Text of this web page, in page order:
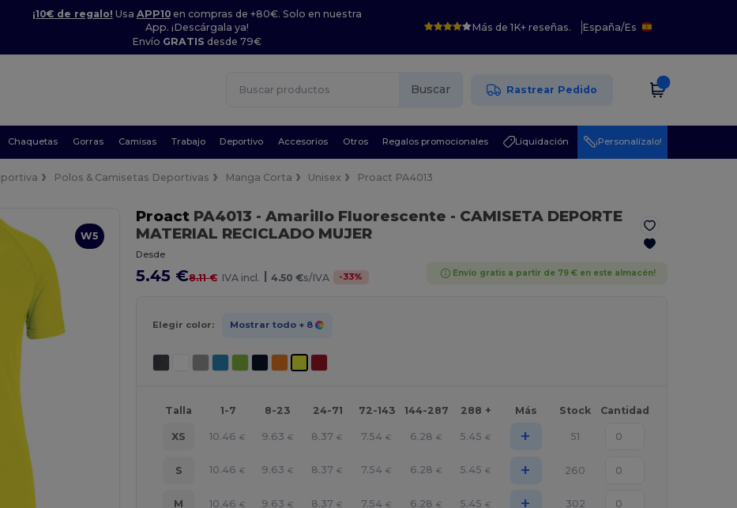
¡10€ de regalo! Usa APP10en compras de +80€. Solo en nuestra
App. ¡Descárgala ya!
Envío GRATIS desde 79€
Más de 1K+ reseñas. España/Es
Buscar Rastrear Pedido
Chaquetas Gorras Camisas Trabajo Deportivo Accesorios Otros Regalos promocionales Liquidación ¡Personalízalo!
Polos & Camisetas Deportivas Manga Corta Unisex Proact PA4013
W5
ProactPA4013 - Amarillo Fluorescente - CAMISETA DEPORTE
MATERIAL RECICLADO MUJER
Desde
5.45 €8.11 € IVA incl. | 4.50 €s/IVA -33% Envío gratis a partir de 79 € en este almacén!
Elegir color: Mostrar todo + 8
Talla 1-7 8-23 24-71 72-143 144-287 288 + Más Stock Cantidad
XS 10.46 € 9.63 € 8.37 € 7.54 € 6.28 € 5.45 € + 51
S 10.46 € 9.63 € 8.37 € 7.54 € 6.28 € 5.45 € + 260
M 10.46 € 9.63 € 8.37 € 7.54 € 6.28 € 5.45 € + 302